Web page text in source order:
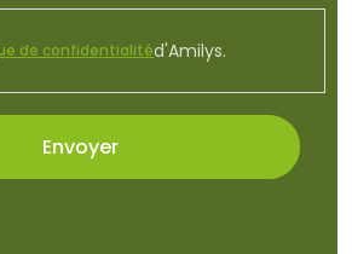
de confidentialitéd'Amilys.
Envoyer